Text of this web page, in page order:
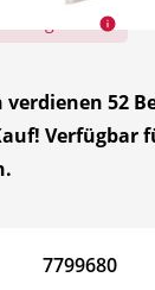
verdienen 52
Verfügbar
7799680